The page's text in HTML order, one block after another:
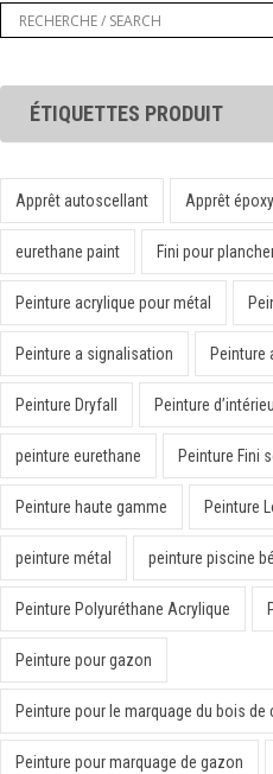
ÉTIQUETTES PRODUIT
Apprêt autoscellant Apprêt
eurethane paint Fini pour
Peinture acrylique pour métal
Peinture a signalisation Peinture
Peinture Dryfall Peinture
peinture eurethane Peinture Fini
Peinture haute gamme Peinture
peinture métal peinture piscine
Peinture Polyuréthane Acrylique
Peinture pour gazon
Peinture pour le marquage du bois
Peinture pour marquage de gazon